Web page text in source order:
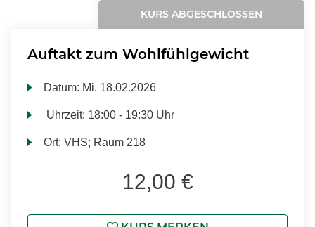
KURS ABGESCHLOSSEN
Auftakt zum Wohlfühlgewicht
Datum: Mi. 18.02.2026
Uhrzeit: 18:00 - 19:30 Uhr
Ort:VHS; Raum 218
12,00 €